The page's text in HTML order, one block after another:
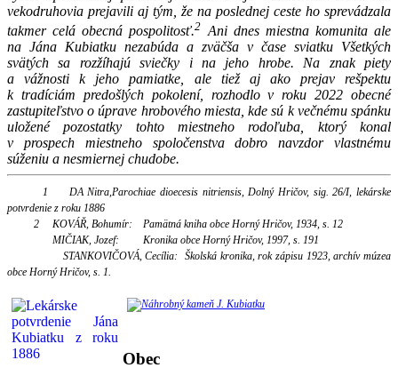
vekodruhovia prejavili aj tým, že na poslednej ceste ho sprevádzala
takmer celá obecná pospolitosť.2 Ani dnes miestna komunita ale
na Jána Kubiatku nezabúda a zväčša v čase sviatku Všetkých
svätých sa rozžíhajú sviečky i na jeho hrobe. Na znak piety
a vážnosti k jeho pamiatke, ale tiež aj ako prejav rešpektu
k tradíciám predošlých pokolení, rozhodlo v roku 2022 obecné
zastupiteľstvo o úprave hrobového miesta, kde sú k večnému spánku
uložené pozostatky tohto miestneho rodoľuba, ktorý konal
v prospech miestneho spoločenstva dobro navzdor vlastnému
súženiu a nesmiernej chudobe.
1 DA Nitra,Parochiae dioecesis nitriensis, Dolný Hričov, sig. 26/I, lekárske
potvrdenie z roku 1886
2 KOVÁŘ, Bohumír: Pamätná kniha obce Horný Hričov, 1934, s. 12
MIČIAK, Jozef: Kronika obce Horný Hričov, 1997, s. 191
STANKOVIČOVÁ, Cecília: Školská kronika, rok zápisu 1923, archív múzea
obce Horný Hričov, s. 1.
Obec